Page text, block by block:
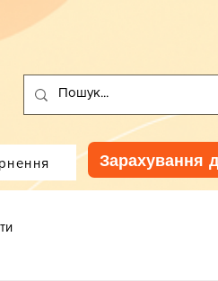
Зарахування